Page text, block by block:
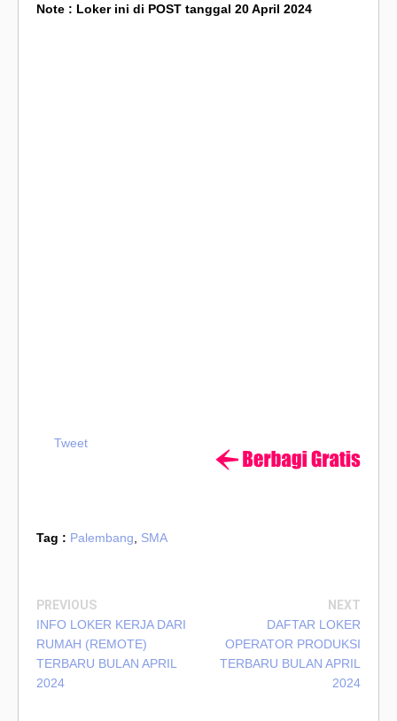
Note : Loker ini di POST tanggal 20 April 2024
Tweet
Tag : Palembang SMA
PREVIOUS
INFO LOKER KERJA DARI
RUMAH (REMOTE)
TERBARU BULAN APRIL
2024
NEXT
DAFTAR LOKER
OPERATOR PRODUKSI
TERBARU BULAN APRIL
2024